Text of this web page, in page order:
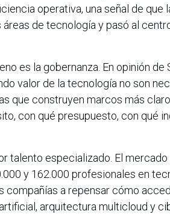
operativa, una señal de que
de tecnología y pasó al
es la gobernanza. En opinión de
valor de la tecnología no son
que construyen marcos más
con qué presupuesto, con qué
talento especializado. El
y 162.000 profesionales en
compañías a repensar cómo
arquitectura multicloud y